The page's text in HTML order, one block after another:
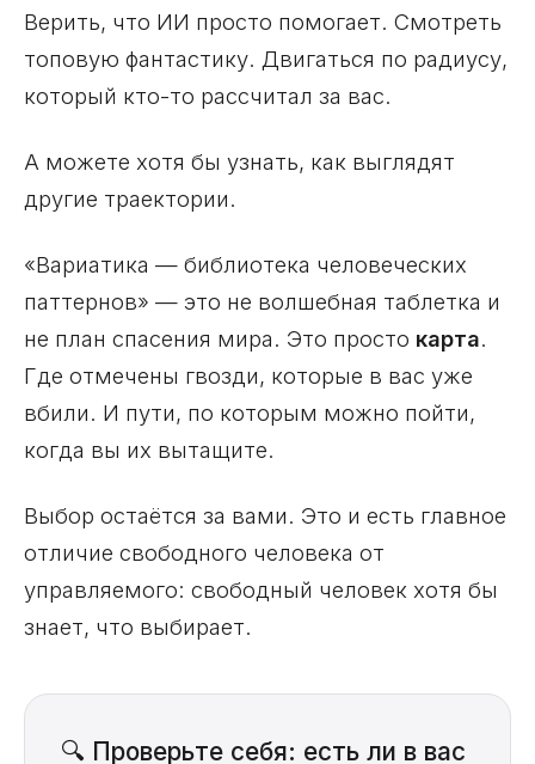
Верить, что ИИ просто помогает. Смотреть
топовую фантастику. Двигаться по радиусу,
который кто-то рассчитал за вас.
А можете хотя бы узнать, как выглядят
другие траектории.
«Вариатика — библиотека человеческих
паттернов» — это не волшебная таблетка и
не план спасения мира. Это просто карта.
Где отмечены гвозди, которые в вас уже
вбили. И пути, по которым можно пойти,
когда вы их вытащите.
Выбор остаётся за вами. Это и есть главное
отличие свободного человека от
управляемого: свободный человек хотя бы
знает, что выбирает.
🔍 Проверьте себя: есть ли в вас